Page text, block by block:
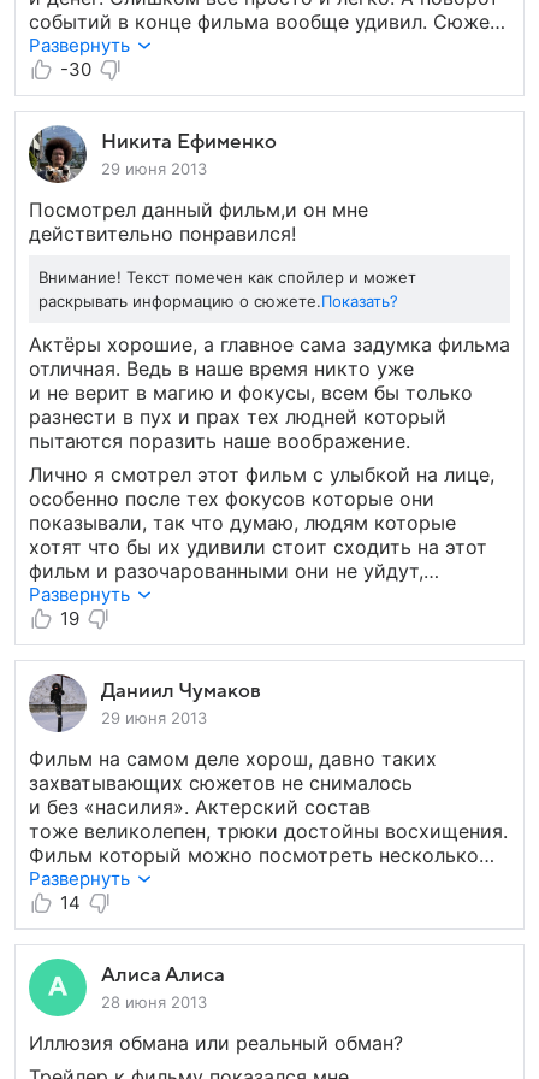
событий в конце фильма вообще удивил. Сюжет
фильма не впечатлил. Такое ощущение,
что снимали для дураков. Не рекомендую
смотреть людям старше 16 лет, не интересно
будет.
Развернуть
-30
Никита Ефименко
29 июня 2013
Посмотрел данный фильм,и он мне
действительно понравился!
Внимание! Текст помечен как спойлер и может
раскрывать информацию о сюжете.Показать?
Актёры хорошие, а главное сама задумка фильма
отличная. Ведь в наше время никто уже
и не верит в магию и фокусы, всем бы только
разнести в пух и прах тех людней который
пытаются поразить наше воображение.
Лично я смотрел этот фильм с улыбкой на лице,
особенно после тех фокусов которые они
показывали, так что думаю, людям которые
хотят что бы их удивили стоит сходить на этот
фильм и разочарованными они не уйдут,
а что же касается всех остальных, думаю если
они не будут в каждой сцене искать какую
то сверх задумку, то и они получат
удовольствие от просмотра. Желаю всем
приятного просмотра!
Развернуть
19
Даниил Чумаков
29 июня 2013
Фильм на самом деле хорош, давно таких
захватывающих сюжетов не снималось
и без «насилия». Актерский состав
тоже великолепен, трюки достойны восхищения.
Фильм который можно посмотреть несколько
раз и о котором можно поговорить и обсудить,
это не вечные глобальные катастрофы с Бредом
Питом или кровавые разборки Квентина
Тарантино. Он (фильм) просто оставляет
замечательные впечатления, постоянно держит
в тонусе и концовка фильма абсолютно
неожиданна.
Развернуть
14
Алиса Алиса
28 июня 2013
Иллюзия обмана или реальный обман?